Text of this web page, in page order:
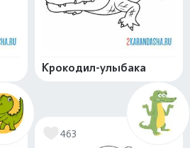
Крокодил-улыбака
463